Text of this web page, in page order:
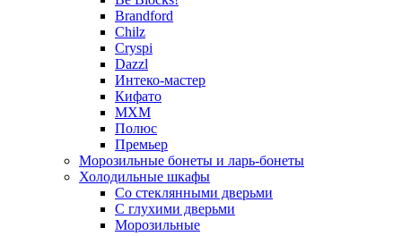
Brandford
Chilz
Cryspi
Dazzl
Интеко-мастер
Кифато
МХМ
Полюс
Премьер
Морозильные бонеты и ларь-бонеты
Холодильные шкафы
Со стеклянными дверьми
С глухими дверьми
Морозильные